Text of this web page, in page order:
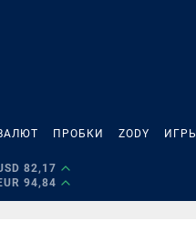
ПРОБКИ ZODY ИГРЫ
82,17
94,84